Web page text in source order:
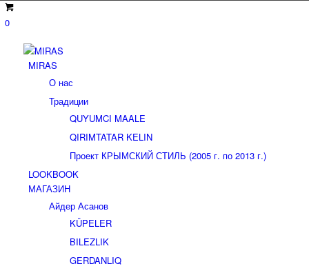
0
MIRAS
О нас
Традиции
QUYUMCI MAALE
QIRIMTATAR KELIN
Проект КРЫМСКИЙ СТИЛЬ (2005 г. по 2013 г.)
LOOKBOOK
МАГАЗИН
Айдер Асанов
KÜPELER
BILEZLIK
GERDANLIQ